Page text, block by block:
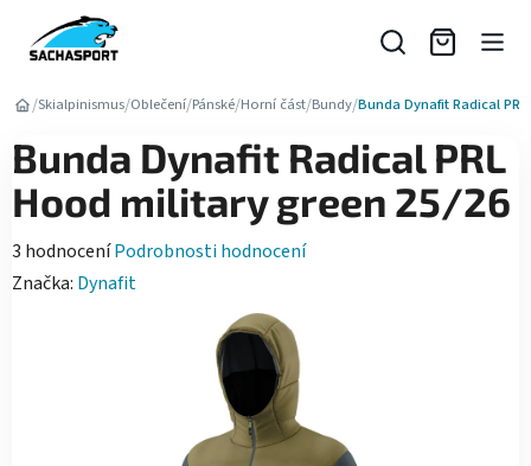
obsah
/Skialpinismus/Oblečení/Pánské/Horní část/Bundy/Bunda Dynafit Radical
Bunda Dynafit Radical PRL
Hood military green 25/26
Průměrné
hodnocení
3 hodnoceníPodrobnosti hodnocení
Značka: Dynafit